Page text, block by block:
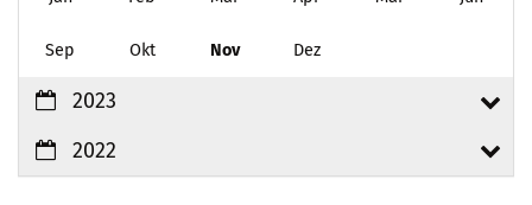
Sep Okt Nov Dez
2023
2022